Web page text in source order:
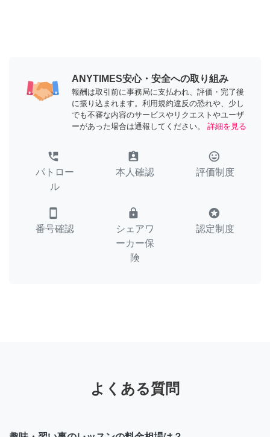
ANYTIMES安心・安全への取り組み
報酬は取引前に事務局に支払われ、評価・完了後
に振り込まれます。利用規約違反の恐れや、少し
でも不審な内容のサービスやリクエストやユーザ
ーがあった場合は通報してください。
詳細を見る
perm_phone_msg
パトロー
ル
assignment_ind
本人確認
tag_faces
評価制度
smartphone
番号確認
lock
シェアワ
ーカー保
険
stars
認定制度
よくある質問